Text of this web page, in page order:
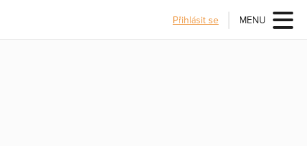
Přihlásit se MENU